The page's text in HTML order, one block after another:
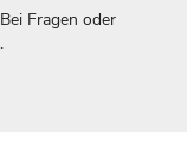
Fragen oder
.